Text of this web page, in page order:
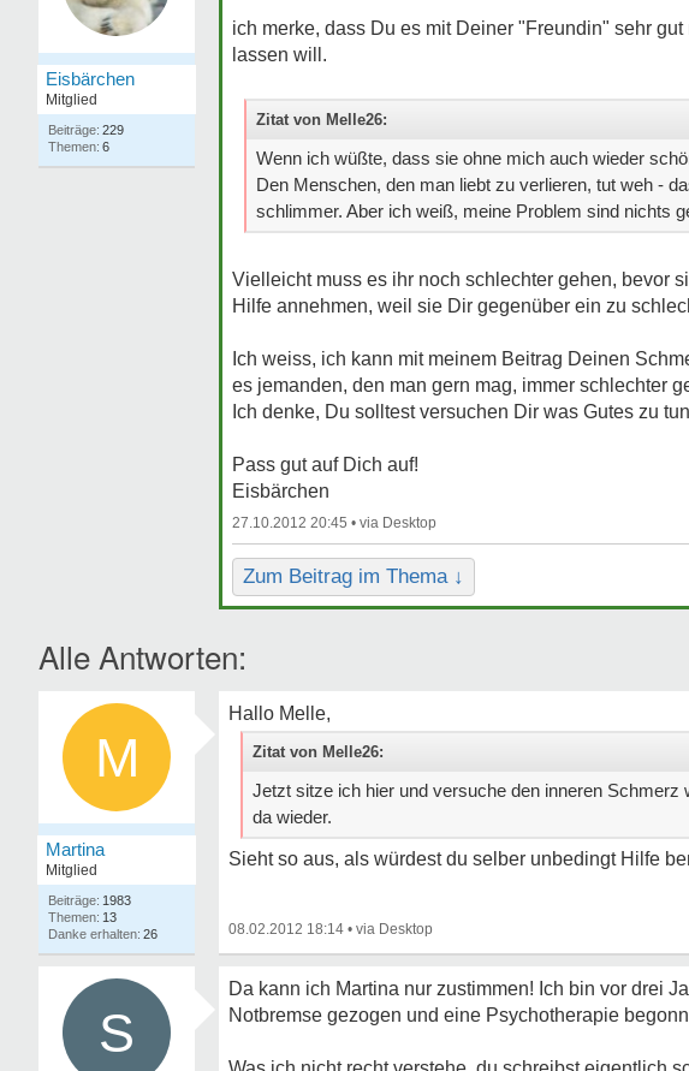
Eisbärchen
Mitglied
Beiträge: 229
Themen: 6
ich merke, dass Du es mit Deiner "Freundin" sehr
lassen will.
Zitat von Melle26:
Wenn ich wüßte, dass sie ohne mich auch wieder
Den Menschen, den man liebt zu verlieren, tut weh -
schlimmer. Aber ich weiß, meine Problem sind nichts
Vielleicht muss es ihr noch schlechter gehen, bevor
Hilfe annehmen, weil sie Dir gegenüber ein zu
Ich weiss, ich kann mit meinem Beitrag Deinen
es jemanden, den man gern mag, immer schlechter
Ich denke, Du solltest versuchen Dir was Gutes zu
Pass gut auf Dich auf!
Eisbärchen
27.10.2012 20:45 •
Zum Beitrag im Thema ↓
Alle Antworten:
M
Martina
Mitglied
1983
13
26
Hallo Melle,
Zitat von Melle26:
Jetzt sitze ich hier und versuche den inneren
da wieder.
Sieht so aus, als würdest du selber unbedingt Hilfe
08.02.2012 18:14 •
S
Da kann ich Martina nur zustimmen! Ich bin vor drei
Notbremse gezogen und eine Psychotherapie